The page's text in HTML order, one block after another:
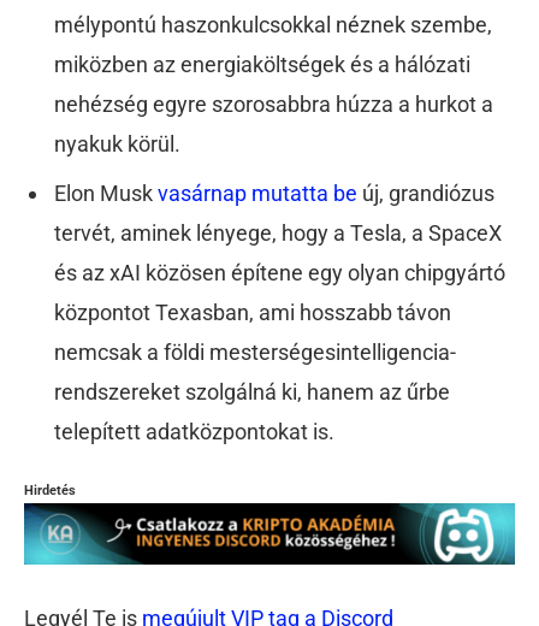
mélypontú haszonkulcsokkal néznek szembe,
miközben az energiaköltségek és a hálózati
nehézség egyre szorosabbra húzza a hurkot a
nyakuk körül.
Elon Muskvasárnap mutatta be új, grandiózus
tervét, aminek lényege, hogy a Tesla, a SpaceX
és az xAI közösen építene egy olyan chipgyártó
központot Texasban, ami hosszabb távon
nemcsak a földi mesterségesintelligencia-
rendszereket szolgálná ki, hanem az űrbe
telepített adatközpontokat is.
Hirdetés
Legyél Te is megújult VIP tag a Discord